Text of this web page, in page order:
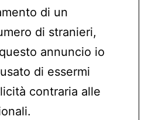
di un
di stranieri,
annuncio io
di essermi
contraria alle